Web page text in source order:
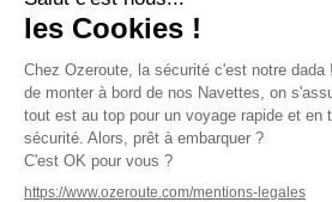
Preferisci un servizio
trasferimento privato da CDG.
la tratta versoDisneyland Paris.